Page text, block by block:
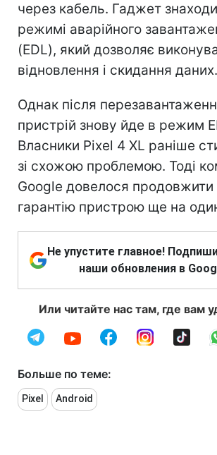
через кабель. Гаджет
режимі аварійного
(EDL), який дозволяє
відновлення і скидання даних.
Однак після
пристрій знову йде в режим
Власники Pixel 4 XL раніше
зі схожою проблемою. Тоді
Google довелося продовжити
гарантію пристрою ще на
Не упустите главное!
наши обновления в
Или читайте нас там, где вам
Больше по теме:
Pixel Android